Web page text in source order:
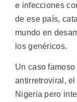
e infecciones
de ese país,
mundo en
los genéricos.
Un caso
antirretroviral,
Nigeria pero